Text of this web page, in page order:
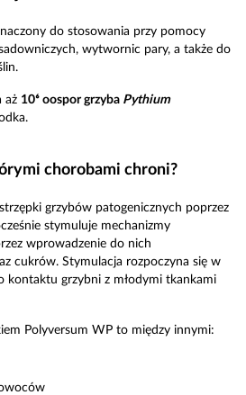
do stosowania przy pomocy
wytwornic pary, a także do
aż 10⁶ oospor grzyba Pythium
chorobami chroni?
grzybów patogenicznych poprzez
stymuluje mechanizmy
wprowadzenie do nich
cukrów. Stymulacja rozpoczyna się w
kontaktu grzybni z młodymi tkankami
Polyversum WP to między innymi: